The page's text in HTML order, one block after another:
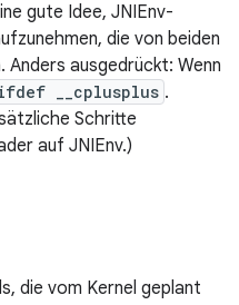
gute Idee, JNIEnv-
die von beiden
Anders ausgedrückt: Wenn
__cplusplus .
Schritte
auf JNIEnv.)
die vom Kernel geplant